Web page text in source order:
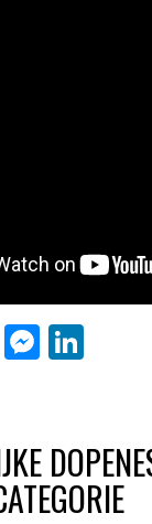
WhatsApp